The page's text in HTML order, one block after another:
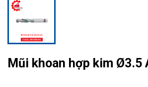
Mũi khoan hợp kim Ø3.5